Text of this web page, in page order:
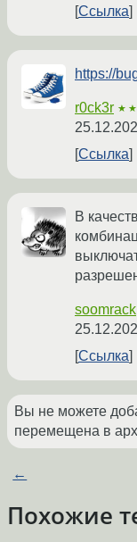
Ссылка
https://
r0ck3r
Ссылка
В
soomrack
Ссылка
Вы не можете
перемещена в
←
Похожие